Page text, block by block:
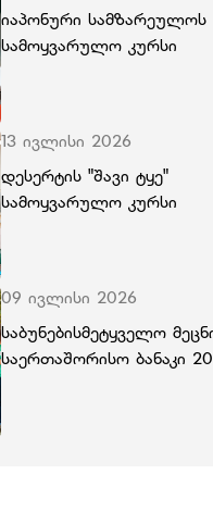
იაპონური სამზარეულოს
სამოყვარულო კურსი
13 ივლისი 2026
დესერტის "შავი ტყე"
სამოყვარულო კურსი
09 ივლისი 2026
საბუნებისმეტყველო
საერთაშორისო ბანაკი